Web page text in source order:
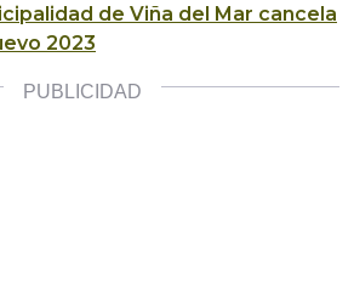
de Viña del Mar cancela
2023